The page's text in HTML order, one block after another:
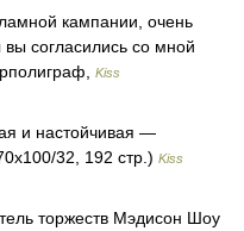
кампании, очень
согласились со мной
Kiss
и настойчивая —
32, 192 стр.) Kiss
торжеств Мэдисон Шоу